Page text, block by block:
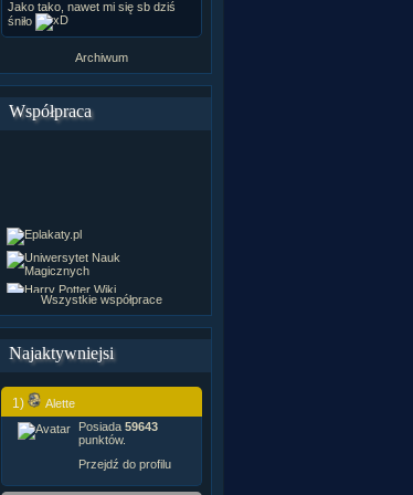
Jako tako, nawet mi się sb dziś
śniło
Archiwum
Współpraca
Wszystkie współprace
Najaktywniejsi
1)
Alette
Posiada 59643
punktów.
Przejdź do profilu